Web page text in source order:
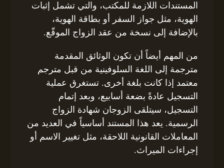
المستندات اللازمة للمكتب، والتي تشمل إثبات
الهوية، مثل جواز السفر أو بطاقة الهوية،
بالإضافة إلى نسخة من عقد الزواج الموقّع.
من المهم أيضاً أن تكون الوثائق المقدمة
مترجمة إلى اللغة السلوفينية من قبل مترجم
معتمد إذا كانت بلغة أخرى. تستغرق عملية
التسجيل عادةً بضعة أسابيع، وبعد إتمام
التسجيل، سيتلقى الزوجان شهادة الزواج
الرسمية. يعد هذا المستند أساسياً في العديد من
المعاملات القانونية اللاحقة، مثل تغيير الاسم أو
إجراءات الميراث.